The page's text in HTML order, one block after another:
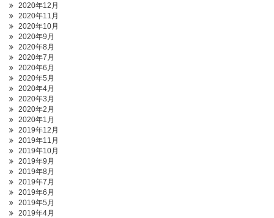
2020年12月
2020年11月
2020年10月
2020年9月
2020年8月
2020年7月
2020年6月
2020年5月
2020年4月
2020年3月
2020年2月
2020年1月
2019年12月
2019年11月
2019年10月
2019年9月
2019年8月
2019年7月
2019年6月
2019年5月
2019年4月